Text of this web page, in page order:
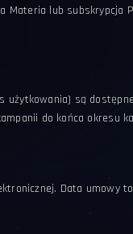
lub subskrypcja
są
do końca okresu
Data umowy